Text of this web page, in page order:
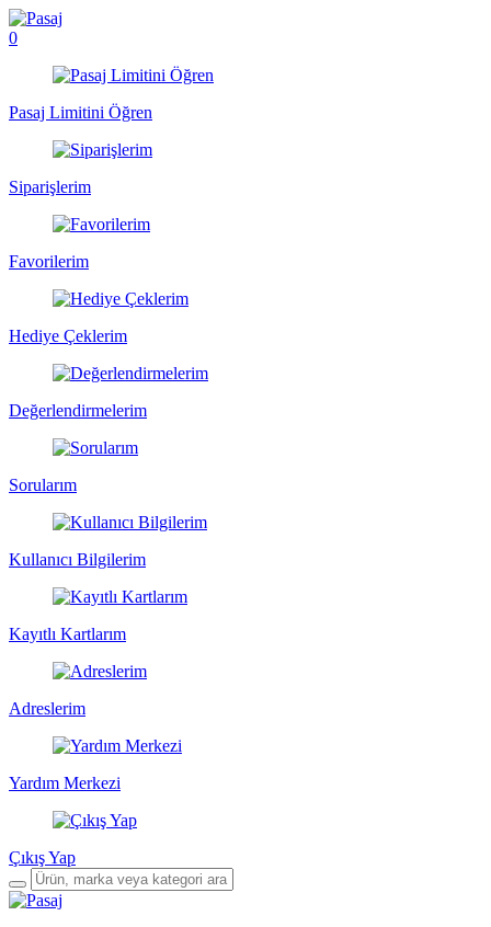
0
Pasaj Limitini Öğren
Siparişlerim
Favorilerim
Hediye Çeklerim
Değerlendirmelerim
Sorularım
Kullanıcı Bilgilerim
Kayıtlı Kartlarım
Adreslerim
Yardım Merkezi
Çıkış Yap